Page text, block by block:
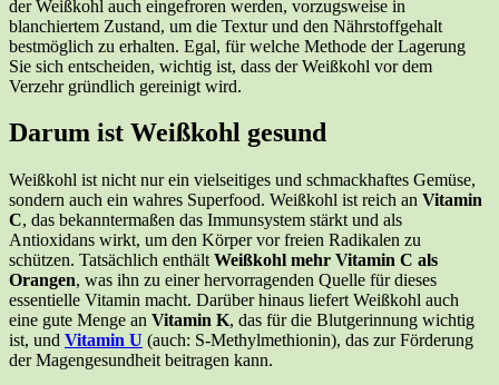
der Weißkohl auch eingefroren werden, vorzugsweise in
blanchiertem Zustand, um die Textur und den Nährstoffgehalt
bestmöglich zu erhalten. Egal, für welche Methode der Lagerung
Sie sich entscheiden, wichtig ist, dass der Weißkohl vor dem
Verzehr gründlich gereinigt wird.
Darum ist Weißkohl gesund
Weißkohl ist nicht nur ein vielseitiges und schmackhaftes Gemüse,
sondern auch ein wahres Superfood. Weißkohl ist reich an Vitamin
C, das bekanntermaßen das Immunsystem stärkt und als
Antioxidans wirkt, um den Körper vor freien Radikalen zu
schützen. Tatsächlich enthält Weißkohl mehr Vitamin C als
Orangen, was ihn zu einer hervorragenden Quelle für dieses
essentielle Vitamin macht. Darüber hinaus liefert Weißkohl auch
eine gute Menge an Vitamin K, das für die Blutgerinnung wichtig
ist, und Vitamin U (auch: S-Methylmethionin), das zur Förderung
der Magengesundheit beitragen kann.